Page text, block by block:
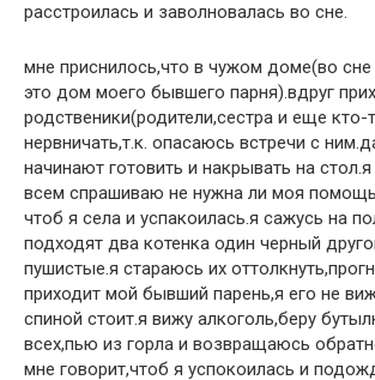
расстроилась и заволновалась во сне.
мне приснилось,что в чужом доме(во сне
это дом моего бывшего парня).вдруг
родственики(родители,сестра и еще кто-
нервничать,т.к. опасаюсь встречи с
начинают готовить и накрывать на
всем спрашиваю не нужна ли моя
чтоб я села и успакоилась.я сажусь на
подходят два котенка один черный
пушистые.я стараюсь их
приходит мой бывший парень,я его не
спиной стоит.я вижу алкоголь,беру
всех,пью из горла и возвращаюсь
мне говорит,чтоб я успокоилась и